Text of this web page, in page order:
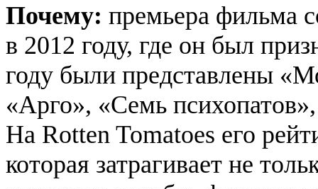
Почему: премьера фильма
в 2012 году, где он был
году были представлены
«Арго», «Семь
На Rotten Tomatoes его
которая затрагивает не